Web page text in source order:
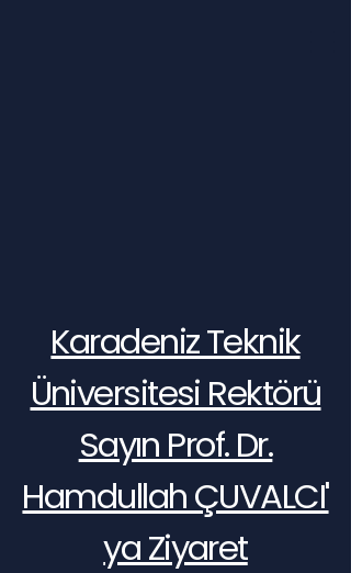
Karadeniz Teknik
Üniversitesi Rektörü
Sayın Prof. Dr.
Hamdullah ÇUVALCI'
ya Ziyaret